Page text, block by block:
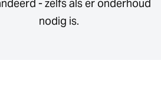
- zelfs als er onderhoud
nodig is.